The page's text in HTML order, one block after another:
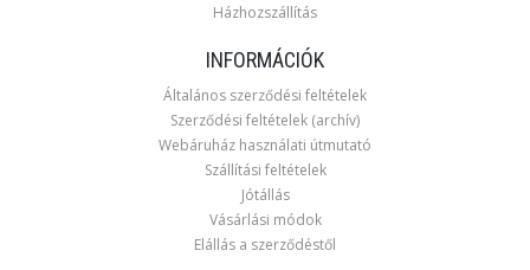
Házhozszállítás
INFORMÁCIÓK
Általános szerződési feltételek
Szerződési feltételek (archív)
Webáruház használati útmutató
Szállítási feltételek
Jótállás
Vásárlási módok
Elállás a szerződéstől